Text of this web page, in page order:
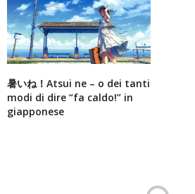
暑いね！Atsui ne – o dei tanti
modi di dire “fa caldo!” in
giapponese